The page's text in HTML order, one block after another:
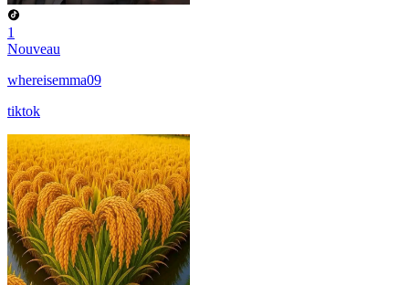
1
Nouveau
whereisemma09
tiktok